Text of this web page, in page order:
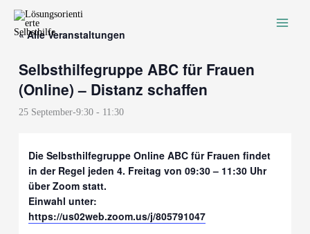
Inhalt
springen« Alle Veranstaltungen
Selbsthilfegruppe ABC für Frauen
(Online) – Distanz schaffen
25 September-9:30 - 11:30
Die Selbsthilfegruppe Online ABC für Frauen findet
in der Regel jeden4. Freitag von 09:30 – 11:30 Uhr
über Zoom statt.
Einwahl unter:
https://us02web.zoom.us/j/805791047